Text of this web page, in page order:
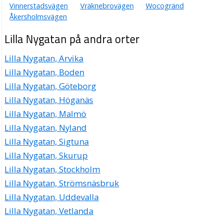
Vinnerstadsvägen
Vräknebrovägen
Wocogränd
Åkersholmsvägen
Lilla Nygatan på andra orter
Lilla Nygatan, Arvika
Lilla Nygatan, Boden
Lilla Nygatan, Göteborg
Lilla Nygatan, Höganäs
Lilla Nygatan, Malmö
Lilla Nygatan, Nyland
Lilla Nygatan, Sigtuna
Lilla Nygatan, Skurup
Lilla Nygatan, Stockholm
Lilla Nygatan, Strömsnäsbruk
Lilla Nygatan, Uddevalla
Lilla Nygatan, Vetlanda